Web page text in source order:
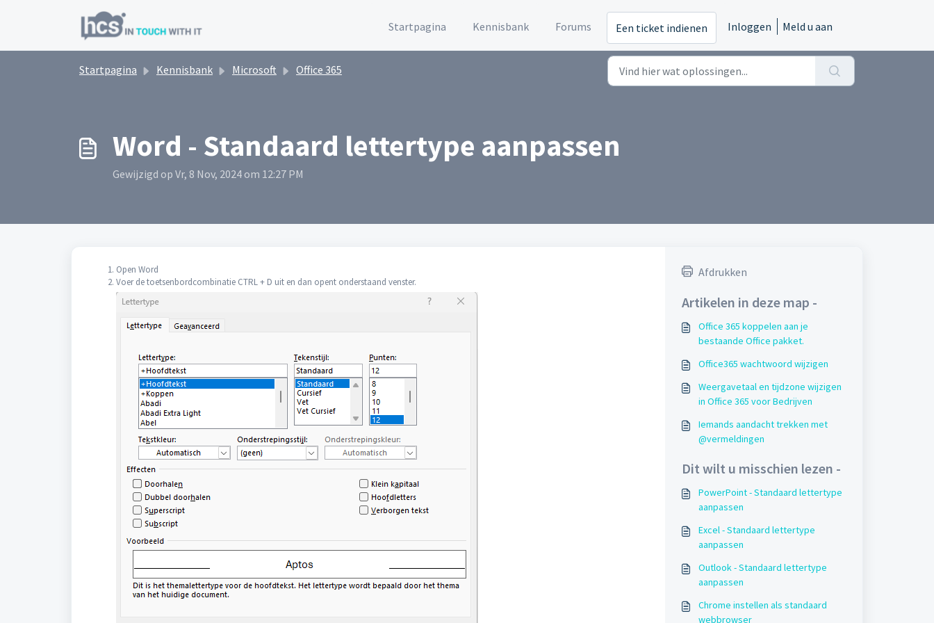
Startpagina
Kennisbank Forums Een ticket indienen Inloggen Meld u aan
Startpagina Kennisbank Microsoft Office 365
Word - Standaard lettertype aanpassen
Gewijzigd op Vr, 8 Nov, 2024 om 12:27 PM
Open Word
Voer de toetsenbordcombinatie CTRL + D uit en dan opent onderstaand venster.
Afdrukken
Artikelen in deze map -
Office 365 koppelen aan je
bestaande Office pakket.
Office365 wachtwoord wijzigen
Weergavetaal en tijdzone wijzigen
in Office 365 voor Bedrijven
Iemands aandacht trekken met
@vermeldingen
Dit wilt u misschien lezen -
PowerPoint - Standaard lettertype
aanpassen
Excel - Standaard lettertype
aanpassen
Outlook - Standaard lettertype
aanpassen
Chrome instellen als standaard
webbrowser